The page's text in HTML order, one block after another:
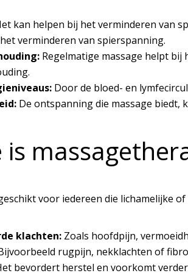
kan helpen bij het verminderen van
verminderen van spierspanning.
Regelmatige massage helpt
Door de bloed- en
De ontspanning die massage biedt,
voor iedereen die lichamelijke
klachten: Zoals hoofdpijn,
rugpijn, nekklachten of
bevordert herstel en voorkomt